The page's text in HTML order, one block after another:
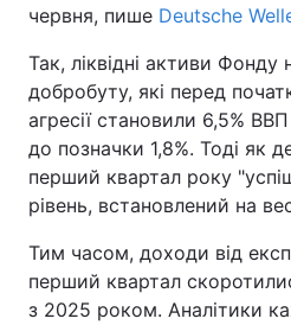
червня, пише Deutsche
Так, ліквідні активи Фонду
добробуту, які перед
агресії становили 6,5%
до позначки 1,8%. Тоді як
перший квартал року
рівень, встановлений на
Тим часом, доходи від
перший квартал
з 2025 роком. Аналітики